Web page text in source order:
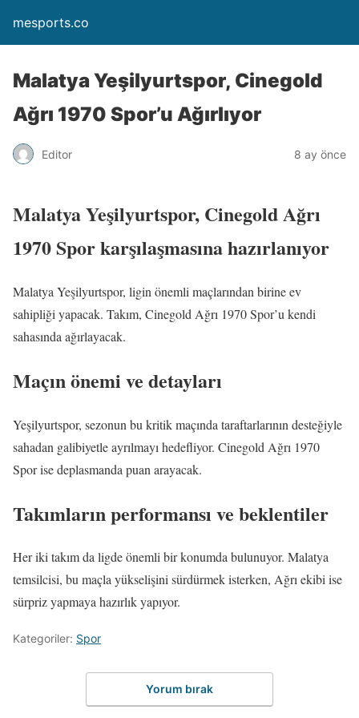
mesports.co
Malatya Yeşilyurtspor, Cinegold
Ağrı 1970 Spor’u Ağırlıyor
Editor 8 ay önce
Malatya Yeşilyurtspor, Cinegold Ağrı
1970 Spor karşılaşmasına hazırlanıyor
Malatya Yeşilyurtspor, ligin önemli maçlarından birine ev
sahipliği yapacak. Takım, Cinegold Ağrı 1970 Spor’u kendi
sahasında ağırlayacak.
Maçın önemi ve detayları
Yeşilyurtspor, sezonun bu kritik maçında taraftarlarının desteğiyle
sahadan galibiyetle ayrılmayı hedefliyor. Cinegold Ağrı 1970
Spor ise deplasmanda puan arayacak.
Takımların performansı ve beklentiler
Her iki takım da ligde önemli bir konumda bulunuyor. Malatya
temsilcisi, bu maçla yükselişini sürdürmek isterken, Ağrı ekibi ise
sürpriz yapmaya hazırlık yapıyor.
Kategoriler: Spor
Yorum bırak